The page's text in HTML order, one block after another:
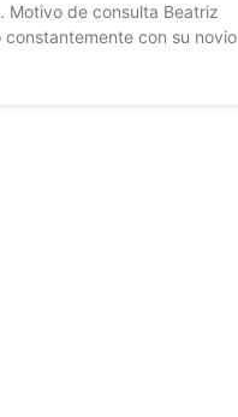
Motivo de consulta Beatriz
con su novio